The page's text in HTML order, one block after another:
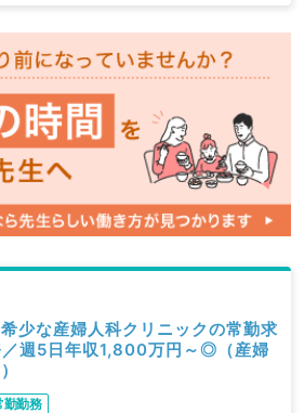
希少な産婦人科クリニックの常勤求
週5日年収1,800万円～◎（産婦
勤勤務